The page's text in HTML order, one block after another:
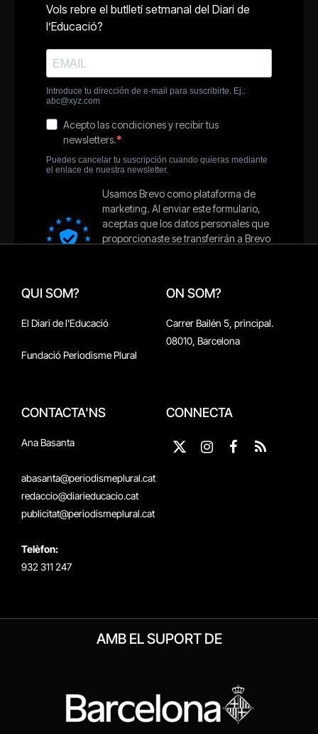
QUI SOM?
El Diari de l'Educació
Fundació Periodisme Plural
ON SOM?
Carrer Bailén 5, principal.
08010, Barcelona
CONTACTA'NS
Ana Basanta
abasanta@periodismeplural.cat
redaccio@diarieducacio.cat
publicitat@periodismeplural.cat
Telèfon:
932 311 247
CONNECTA
X
InstagramFacebook
RSS
AMB EL SUPORT DE